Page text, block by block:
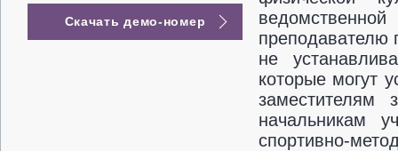
Скачать демо-номер
преподавателю
не
которые могут
заместителям
начальникам
спортивно-